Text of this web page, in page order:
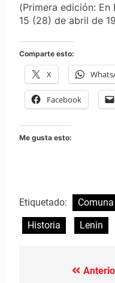
(Primera edición: En
15 (28) de abril de
Comparte esto:
X
Facebook
Me gusta esto:
Etiquetado:
Historia
Lenin
Navegación